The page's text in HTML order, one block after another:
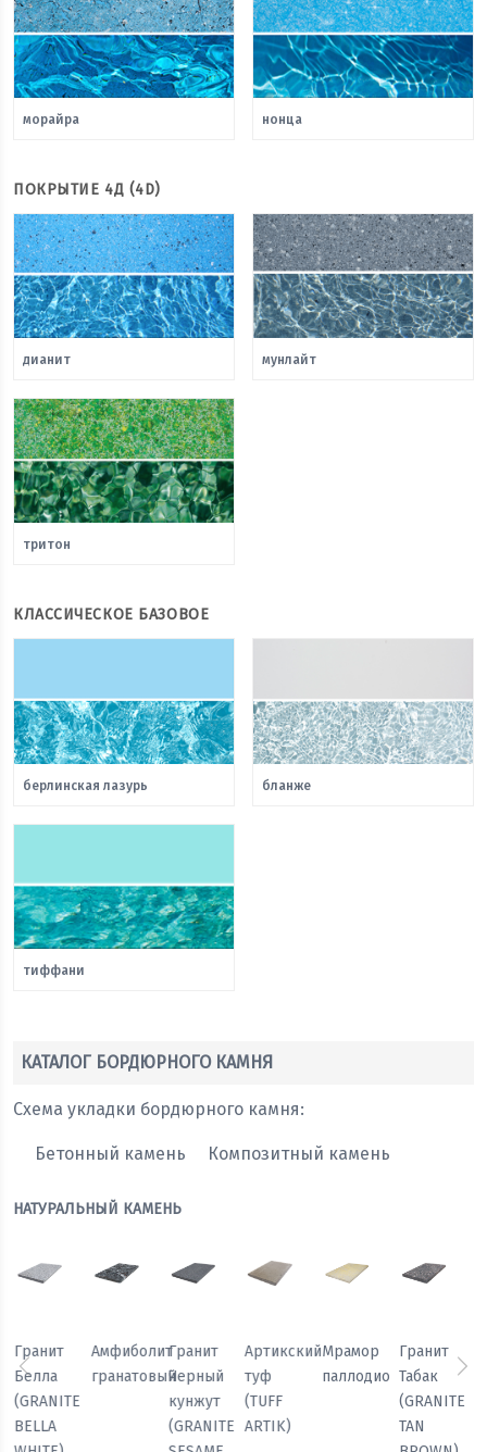
морайра нонца
ПОКРЫТИЕ 4Д (4D)
дианит мунлайт
тритон
КЛАССИЧЕСКОЕ БАЗОВОЕ
берлинская лазурь бланже
тиффани
КАТАЛОГ БОРДЮРНОГО КАМНЯ
Схема укладки бордюрного камня:
Бетонный камень Композитный камень
НАТУРАЛЬНЫЙ КАМЕНЬ
Мрамор
паллодио
Гранит
Табак
Гранит
Павлин
(GRANITE
PEACOCK
Гранит
Белла
(GRANITE
BELLA
Амфиболит
гранатовый
Гранит
Черный
кунжут
(GRANITE
Предыдущий